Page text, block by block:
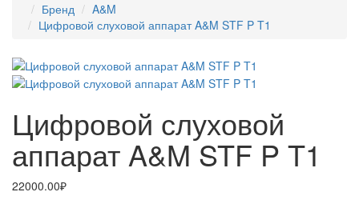
Бренд
A&M
Цифровой слуховой аппарат A&M STF P T1
Цифровой слуховой
аппарат A&M STF P T1
22000.00₽